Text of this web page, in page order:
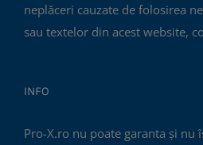
neplăceri cauzate de folosirea
sau textelor din acest website,
INFO
Pro-X.ro nu poate garanta și nu